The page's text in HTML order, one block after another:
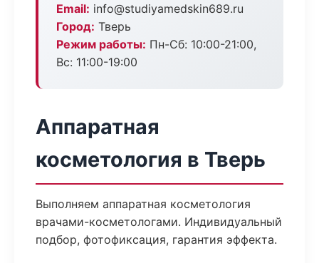
Email: info@studiyamedskin689.ru
Город: Тверь
Режим работы: Пн-Сб: 10:00-21:00,
Вс: 11:00-19:00
Аппаратная
косметология в Тверь
Выполняем аппаратная косметология
врачами-косметологами. Индивидуальный
подбор, фотофиксация, гарантия эффекта.